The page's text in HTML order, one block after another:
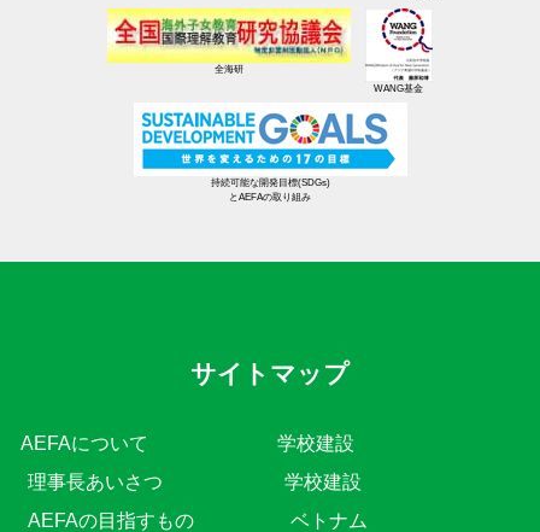
全海研
WANG基金
持続可能な開発目標(SDGs)
とAEFAの取り組み
サイトマップ
AEFAについて
理事長あいさつ
AEFAの目指すもの
学校建設
学校建設
ベトナム